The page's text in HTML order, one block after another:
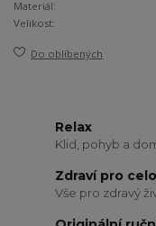
Materiál:
Velikost:
Do oblíbených
Relax
Klid, pohyb a
Zdraví pro
Vše pro zdravý